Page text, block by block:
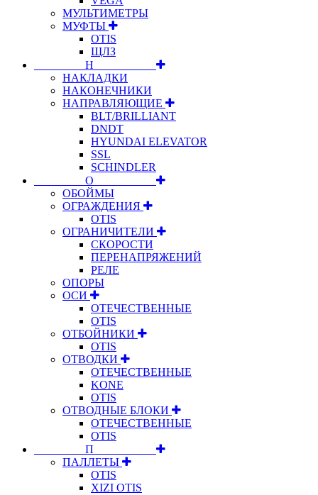
МУЛЬТИМЕТРЫ
МУФТЫ
OTIS
ЩЛЗ
⠀⠀⠀⠀⠀⠀Н⠀⠀⠀⠀⠀⠀⠀
НАКЛАДКИ
НАКОНЕЧНИКИ
НАПРАВЛЯЮЩИЕ
BLT/BRILLIANT
DNDT
HYUNDAI ELEVATOR
SSL
SCHINDLER
⠀⠀⠀⠀⠀⠀О⠀⠀⠀⠀⠀⠀⠀
ОБОЙМЫ
ОГРАЖДЕНИЯ
OTIS
ОГРАНИЧИТЕЛИ
СКОРОСТИ
ПЕРЕНАПРЯЖЕНИЙ
РЕЛЕ
ОПОРЫ
ОСИ
ОТЕЧЕСТВЕННЫЕ
OTIS
ОТБОЙНИКИ
OTIS
ОТВОДКИ
ОТЕЧЕСТВЕННЫЕ
KONE
OTIS
ОТВОДНЫЕ БЛОКИ
ОТЕЧЕСТВЕННЫЕ
OTIS
⠀⠀⠀⠀⠀⠀П⠀⠀⠀⠀⠀⠀⠀
ПАЛЛЕТЫ
OTIS
XIZI OTIS